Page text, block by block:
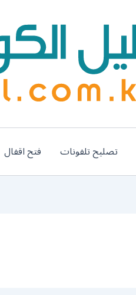
تصليح تلفونات فتح اقفال